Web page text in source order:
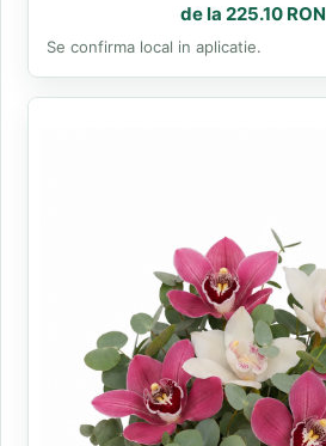
de la 225.10 RON
Se confirma local in aplicatie.